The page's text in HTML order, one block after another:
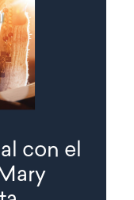
con el